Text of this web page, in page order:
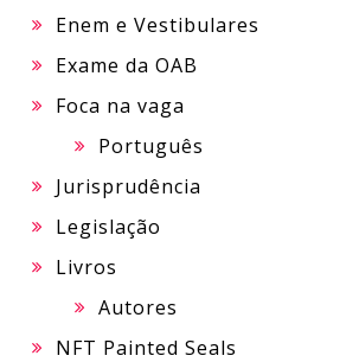
Enem e Vestibulares
Exame da OAB
Foca na vaga
Português
Jurisprudência
Legislação
Livros
Autores
NFT Painted Seals